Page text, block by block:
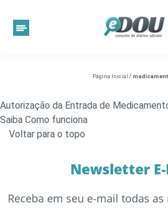
Página Inicial /
Autorização da Entrada de
Saiba Como funciona
Voltar para o topo
Newsletter E-
Receba em seu e-mail todas